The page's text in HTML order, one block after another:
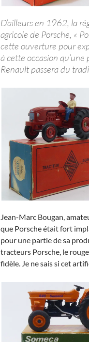
D’ailleurs en 1962, la
agricole de Porsche, «
cette ouverture pour
à cette occasion
Renault passera du
Jean-Marc Bougan,
que Porsche était fort
pour une partie de sa
tracteurs Porsche, le
fidèle. Je ne sais si cet